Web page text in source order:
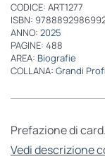
CODICE: ART1277
ISBN:
ANNO: 2025
PAGINE: 488
AREA: Biografie
COLLANA: Grandi
Prefazione di
Vedi descrizione